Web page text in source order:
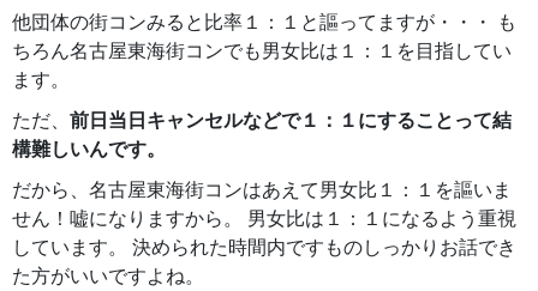
他団体の街コンみると比率１：１と謳ってますが・・・ も
ちろん名古屋東海街コンでも男女比は１：１を目指してい
ます。
ただ、 前日当日キャンセルなどで１：１にすることって結
構難しいんです。
だから、名古屋東海街コンはあえて男女比１：１を謳いま
せん！嘘になりますから。 男女比は１：１になるよう重視
しています。 決められた時間内ですものしっかりお話でき
た方がいいですよね。